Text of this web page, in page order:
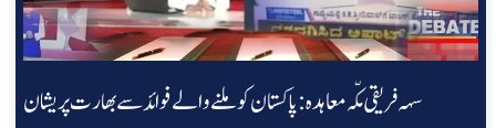
سہہ فریقی مکّہ معاہدہ: پاکستان کو ملنے والے فوائد سے بھارت پریشان